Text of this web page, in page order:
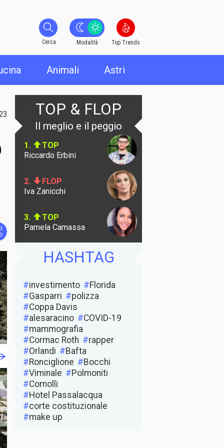
Cerca
Cerca Modalità Top Trends
Animali Astri
PrintFriendly
TwitterFacebook
TOP & FLOP
Il meglio e il peggio
1.
TOP
Riccardo Erbini
2.
FLOP
Iva Zanicchi
3.
TOP
Pamela Camassa
HASHTAG
investimento
Florida
Gasparri
polizza
Coppa Davis
alesaracino
COVID-19
mammografia
Cormac Roth
rapper
Orlandi
Bafta
Ronciglione
Bocchi
Viminale
Polmoniti
Comolli
Hotel Passalacqua
corte costituzionale
make up